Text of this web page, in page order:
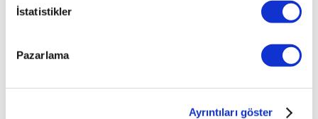
İstatistikler
Pazarlama
Ayrıntıları göster